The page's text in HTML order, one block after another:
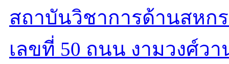
สถาบันวิชาการด้านสห
เลขที่ 50 ถนน งามวงศ์วา